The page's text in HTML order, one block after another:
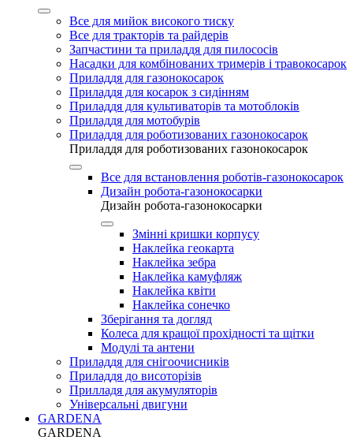
Все для мийок високого тиску
Все для тракторів та райдерів
Запчастини та приладдя для пилососів
Насадки для комбінованих тримерів і травокосарок
Приладдя для газонокосарок
Приладдя для косарок з сидінням
Приладдя для культиваторів та мотоблоків
Приладдя для мотобурів
Приладдя для роботизованих газонокосарок
Приладдя для роботизованих газонокосарок
Все для встановлення роботів-газонокосарок
Дизайн робота-газонокосарки
Дизайн робота-газонокосарки
Змінні кришки корпусу
Наклейка геокарта
Наклейка зебра
Наклейка камуфляж
Наклейка квіти
Наклейка сонечко
Зберігання та догляд
Колеса для кращої прохідності та щітки
Модулі та антени
Приладдя для снігоочисників
Приладдя до висоторізів
Прилладя для акумуляторів
Універсальні двигуни
GARDENA
GARDENA